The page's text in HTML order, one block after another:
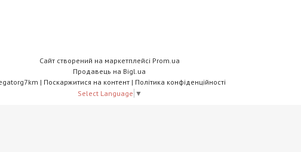
Сайт створений на маркетплейсі Prom.ua
Продавець на Bigl.ua
Megatorg7km | Поскаржитися на контент | Політика конфіденційності
Select Language ▼